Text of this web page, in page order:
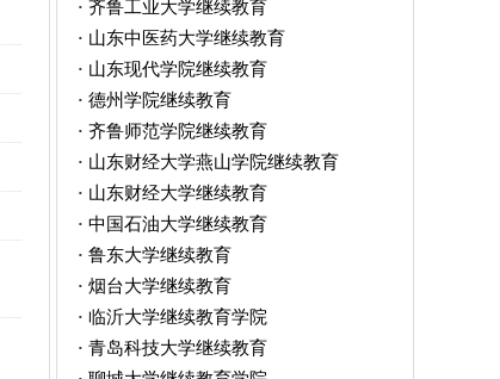
· 齐鲁工业大学继续教育
· 山东中医药大学继续教育
· 山东现代学院继续教育
· 德州学院继续教育
· 齐鲁师范学院继续教育
· 山东财经大学燕山学院继续教育
· 山东财经大学继续教育
· 中国石油大学继续教育
· 鲁东大学继续教育
· 烟台大学继续教育
· 临沂大学继续教育学院
· 青岛科技大学继续教育